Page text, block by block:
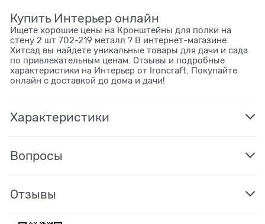
Купить Интерьер онлайн
Ищете хорошие цены на Кронштейны для полки на
стену 2 шт 702-219 металл ? В интернет-магазине
Хитсад вы найдете уникальные товары для дачи и сада
по привлекательным ценам. Отзывы и подробные
характеристики на Интерьер от Ironcraft. Покупайте
онлайн с доставкой до дома и дачи!
Характеристики
Вопросы
Отзывы